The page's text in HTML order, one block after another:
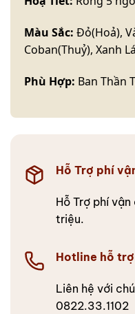
Màu Sắc: Đỏ(Hoả),
Coban(Thuỷ), Xanh
Phù Hợp: Ban Thần
Hỗ Trợ phí
Hỗ Trợ phí
triệu.
Hotline hỗ trợ
Liên hệ với
0822.33.1102